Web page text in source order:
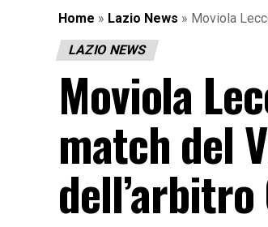
Home » Lazio News » Moviola
LAZIO NEWS
Moviola
match del